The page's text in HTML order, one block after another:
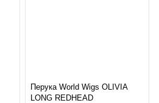
Перука World Wigs OLIVIA
LONG REDHEAD